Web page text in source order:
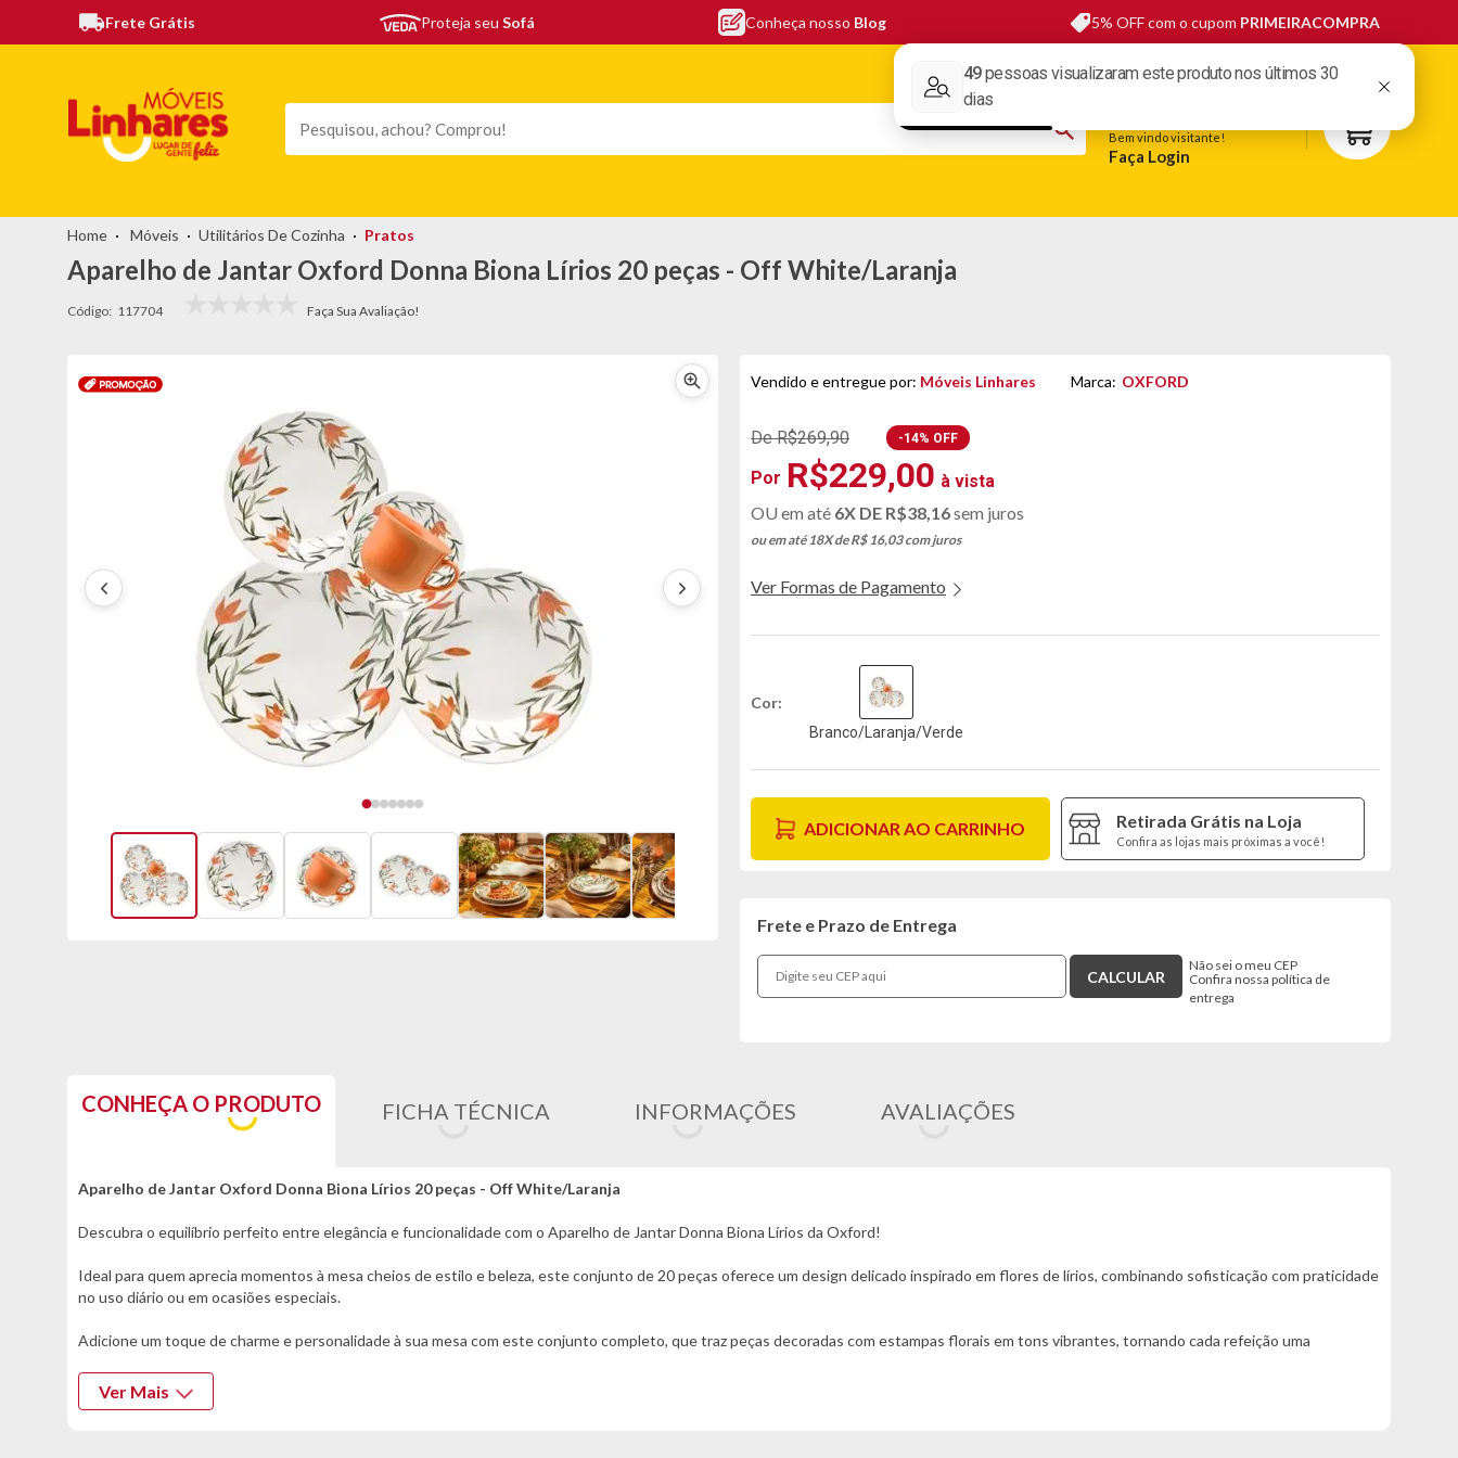
Frete Grátis Proteja seu Sofá Conheça nosso Blog 5% OFF com o cupom PRIMEIRACOMPRA
Bem vindo visitante!
Faça Login
Móveis Utilitários De Cozinha Pratos
Aparelho de Jantar Oxford Donna Biona Lírios 20 peças - Off White/Laranja
Código: 117704
topo-
Vendido e entregue por: Móveis Linhares Marca: OXFORD
De R$269,90
R$229,00
-14% OFF
6X DE R$38,16sem juros
ou em até 18X de R$ 16,03com juros
Ver Formas de Pagamento
Cor
Branco/Laranja/Verde
ADICIONAR AO CARRINHO Retirada Grátis na Loja
Confira as lojas mais próximas a você!
Frete e Prazo de Entrega
Não sei o meu CEP
Confira nossa política de
entrega
CONHEÇA O PRODUTO FICHA TÉCNICA INFORMAÇÕES AVALIAÇÕES
Aparelho de Jantar Oxford Donna Biona Lírios 20 peças - Off White/Laranja
Descubra o equilíbrio perfeito entre elegância e funcionalidade com o Aparelho de Jantar Donna Biona Lírios da Oxford!
Ideal para quem aprecia momentos à mesa cheios de estilo e beleza, este conjunto de 20 peças oferece um design delicado inspirado em flores de lírios, combinando sofisticação com praticidade
no uso diário ou em ocasiões especiais.
Adicione um toque de charme e personalidade à sua mesa com este conjunto completo, que traz peças decoradas com estampas florais em tons vibrantes, tornando cada refeição uma
Ver Mais